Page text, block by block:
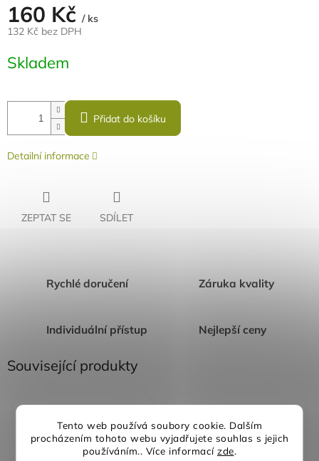
Tento web používá soubory cookie. Dalším
procházením tohoto webu vyjadřujete souhlas s jejich
používáním.. Více informací zde.
160 Kč / ks
132 Kč bez DPH
cena:
Skladem
Přidat do košíku
Detailní informace
ZEPTAT SE SDÍLET
Rychlé doručení Záruka kvality
Individuální přístup Nejlepší ceny
Související produkty